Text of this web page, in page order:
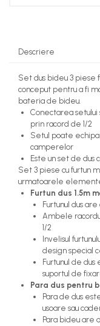
Descriere
Set dus bideu 3 piese
conceput pentru a fi
bateria de bideu.
Conectarea
prin racord de 1/2
Setul poate echipa
camperelor
Este un set de dus
Set 3 piese cu furtun
urmatoarele
Furtun dus 1.5m
Furtunul dus
Ambele
1/2
Invelisul
design special
Furtunul de dus
suportul de
Para dus pentru
Para de dus
usoare sau
Para bideu are